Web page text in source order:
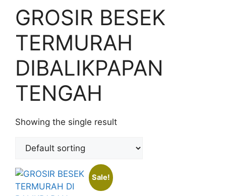
GROSIR BESEK
TERMURAH
DIBALIKPAPAN
TENGAH
Showing the single result
Sale!